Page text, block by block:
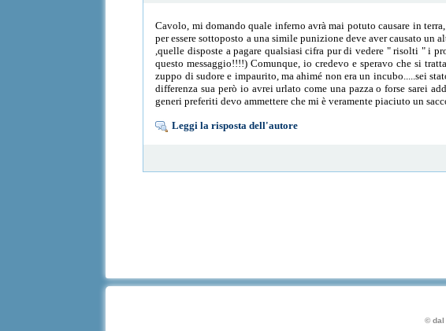
Cavolo, mi domando quale inferno avrà mai potuto causare in
per essere sottoposto a una simile punizione deve aver causato
,quelle disposte a pagare qualsiasi cifra pur di vedere " risolti " i
questo messaggio!!!!) Comunque, io credevo e speravo che si
zuppo di sudore e impaurito, ma ahimé non era un incubo.....sei
differenza sua però io avrei urlato come una pazza o forse sarei
generi preferiti devo ammettere che mi è veramente piaciuto un
Leggi la risposta dell'autore
© dal